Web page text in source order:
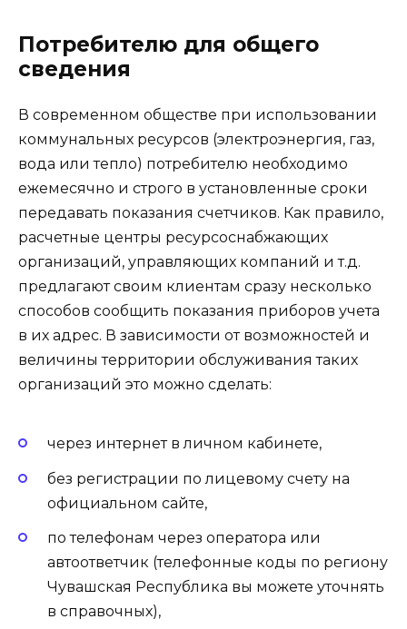
Потребителю для общего
сведения
В современном обществе при использовании
коммунальных ресурсов (электроэнергия, газ,
вода или тепло) потребителю необходимо
ежемесячно и строго в установленные сроки
передавать показания счетчиков. Как правило,
расчетные центры ресурсоснабжающих
организаций, управляющих компаний и т.д.
предлагают своим клиентам сразу несколько
способов сообщить показания приборов учета
в их адрес. В зависимости от возможностей и
величины территории обслуживания таких
организаций это можно сделать:
через интернет в личном кабинете,
без регистрации по лицевому счету на
официальном сайте,
по телефонам через оператора или
автоответчик (телефонные коды по региону
Чувашская Республика вы можете уточнять
в справочных),